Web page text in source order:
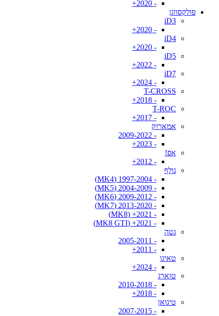
- 2020+
פולקסווגן
iD3
- 2020+
iD4
- 2020+
iD5
- 2022+
iD7
- 2024+
T-CROSS
- 2018+
T-ROC
- 2017+
אמארוק
- 2009-2022
- 2023+
אפ!
- 2012+
גולף
- 1997-2004 (MK4)
- 2004-2009 (MK5)
- 2009-2012 (MK6)
- 2013-2020 (MK7)
- 2021+ (MK8)
- 2021+ (MK8 GTI)
גטה
- 2005-2011
- 2011+
טאיגו
- 2024+
טוארג
- 2010-2018
- 2018+
טיגואן
- 2007-2015